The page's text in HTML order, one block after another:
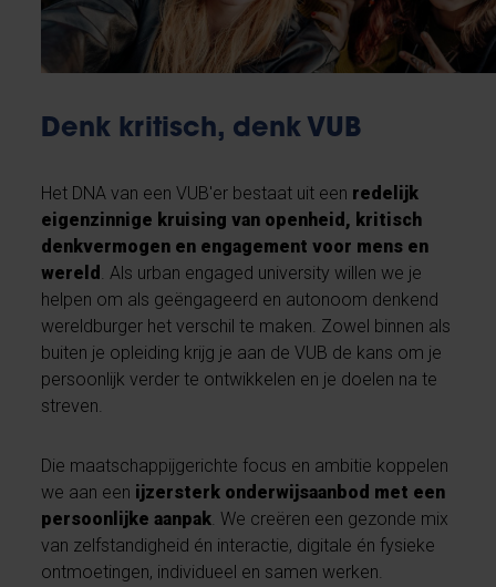
Denk kritisch, denk VUB
Het DNA van een VUB'er bestaat uit een redelijk
eigenzinnige kruising van openheid, kritisch
denkvermogen en engagement voor mens en
wereld . Als urban engaged university willen we je
helpen om als geëngageerd en autonoom denkend
wereldburger het verschil te maken. Zowel binnen als
buiten je opleiding krijg je aan de VUB de kans om je
persoonlijk verder te ontwikkelen en je doelen na te
streven.
Die maatschappijgerichte focus en ambitie koppelen
we aan een ijzersterk onderwijsaanbod met een
persoonlijke aanpak. We creëren een gezonde mix
van zelfstandigheid én interactie, digitale én fysieke
ontmoetingen, individueel en samen werken.